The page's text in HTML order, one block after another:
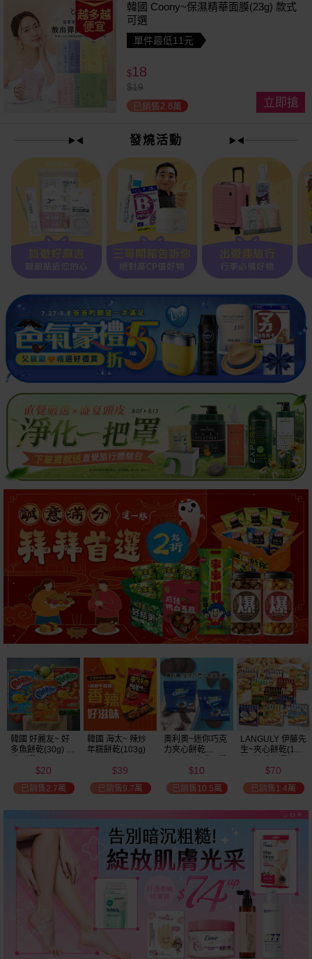
越多越
便宜
韓國 Coony~保濕精華面膜(23g) 款式
可選
單件最低11元
$18
$19
已銷售2.8萬 立即搶
發燒活動
韓國 好麗友~ 好
多魚餅乾(30g) 款
$20
已銷售2.7萬
韓國 海太~ 辣炒
年糕餅乾(103g)
$39
已銷售9.7萬
奧利奧~迷你巧克
力夾心餅乾
美式賣場熱銷
$10
已銷售10.5萬
LANGULY 伊藤先
生~夾心餅乾(1盒
$70
已銷售1.4萬